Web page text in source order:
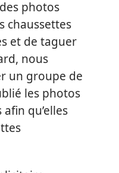
photos
chaussettes
et de taguer
nous
un groupe de
les photos
qu’elles